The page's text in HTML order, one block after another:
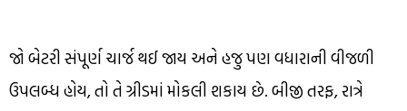
જો બેટરી સંપૂર્ણ ચાર્જ થઈ જાય અને હજુ પણ વધારાની વીજળી
ઉપલબ્ધ હોય, તો તે ગ્રીડમાં મોકલી શકાય છે. બીજી તરફ, રાત્રે